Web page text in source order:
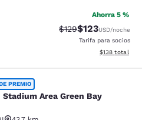
Ahorra 5 %
Precio tachado:
$129Precio con
$123USD/noche
Tarifa para socios
Ver detalles
$138 total
Area Green
PREMIO
Area Green Bay